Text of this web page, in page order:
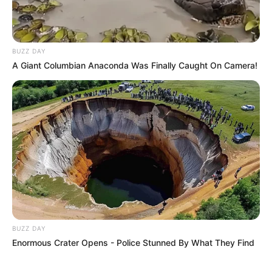
BUSCAR
DESTAQUES
FACEBOOK
DESTAQUES DA SEMANA
BUZZ DAY
A Giant Columbian Anaconda Was Finally Caught On Camera!
BUZZ DAY
Enormous Crater Opens - Police Stunned By What They Find